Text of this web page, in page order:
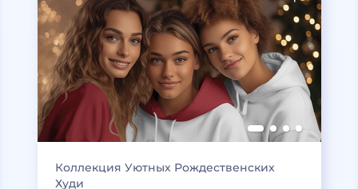
Коллекция Уютных Рождественских
Худи